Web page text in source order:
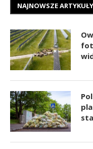
NAJNOWSZE ARTYKUŁY